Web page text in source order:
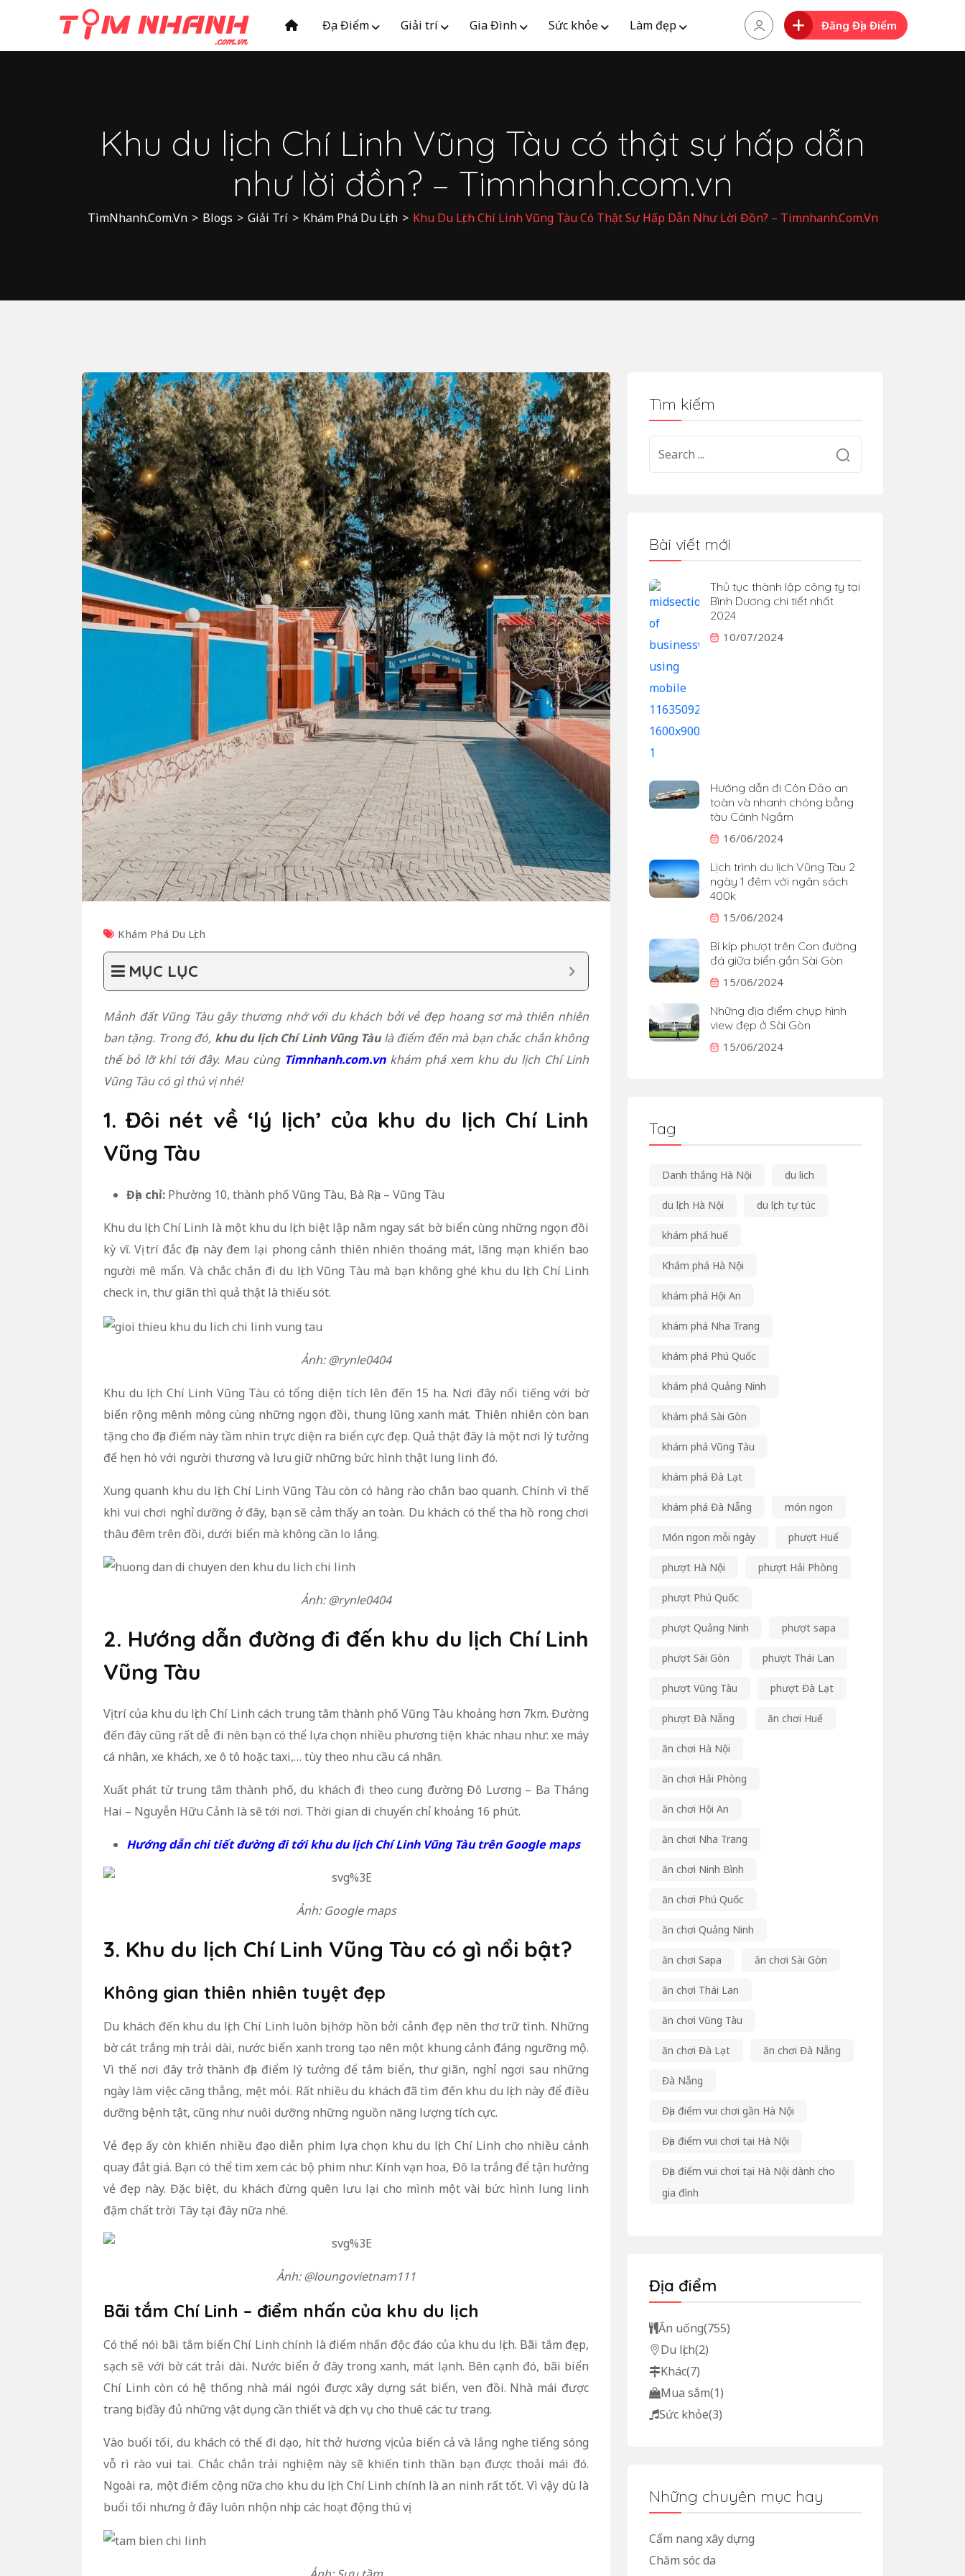
Địa Điểm Giải trí Gia Đình Sức khỏe Làm đẹp Đăng Địa Điểm
Khu du lịch Chí Linh Vũng Tàu có thật sự hấp dẫn
như lời đồn? – Timnhanh.com.vn
TìmNhanh.Com.Vn > Blogs > Giải Trí > Khám Phá Du Lịch > Khu Du Lịch Chí Linh Vũng Tàu Có Thật Sự Hấp Dẫn Như Lời Đồn? – Timnhanh.com.vn
Khám Phá Du Lịch
MỤC LỤC
Mảnh đất Vũng Tàu gây thương nhớ với du khách bởi vẻ đẹp hoang sơ mà thiên nhiên
ban tặng. Trong đó, khu du lịch Chí Linh Vũng Tàulà điểm đến mà bạn chắc chắn không
thể bỏ lỡ khi tới đây. Mau cùng Timnhanh.com.vn khám phá xem khu du lịch Chí Linh
Vũng Tàu có gì thú vị nhé!
1. Đôi nét về ‘lý lịch’ của khu du lịch Chí Linh
Vũng Tàu
Địa chỉ: Phường 10, thành phố Vũng Tàu, Bà Rịa – Vũng Tàu
Khu du lịch Chí Linh là một khu du lịch biệt lập nằm ngay sát bờ biển cùng những ngọn đồi
kỳ vĩ. Vị trí đắc địa này đem lại phong cảnh thiên nhiên thoáng mát, lãng mạn khiến bao
người mê mẩn. Và chắc chắn đi du lịch Vũng Tàu mà bạn không ghé khu du lịch Chí Linh
check in, thư giãn thì quả thật là thiếu sót.
Ảnh: @rynle0404
Khu du lịch Chí Linh Vũng Tàu có tổng diện tích lên đến 15 ha. Nơi đây nổi tiếng với bờ
biển rộng mênh mông cùng những ngọn đồi, thung lũng xanh mát. Thiên nhiên còn ban
tặng cho địa điểm này tầm nhìn trực diện ra biển cực đẹp. Quả thật đây là một nơi lý tưởng
để hẹn hò với người thương và lưu giữ những bức hình thật lung linh đó.
Xung quanh khu du lịch Chí Linh Vũng Tàu còn có hàng rào chắn bao quanh. Chính vì thế
khi vui chơi nghỉ dưỡng ở đây, bạn sẽ cảm thấy an toàn. Du khách có thể tha hồ rong chơi
thâu đêm trên đồi, dưới biển mà không cần lo lắng.
Ảnh: @rynle0404
2. Hướng dẫn đường đi đến khu du lịch Chí Linh
Vũng Tàu
Vị trí của khu du lịch Chí Linh cách trung tâm thành phố Vũng Tàu khoảng hơn 7km. Đường
đến đây cũng rất dễ đi nên bạn có thể lựa chọn nhiều phương tiện khác nhau như: xe máy
cá nhân, xe khách, xe ô tô hoặc taxi,… tùy theo nhu cầu cá nhân.
Xuất phát từ trung tâm thành phố, du khách đi theo cung đường Đô Lương – Ba Tháng
Hai – Nguyễn Hữu Cảnh là sẽ tới nơi. Thời gian di chuyển chỉ khoảng 16 phút.
Hướng dẫn chi tiết đường đi tới khu du lịch Chí Linh Vũng Tàu trên Google maps
Ảnh: Google maps
3. Khu du lịch Chí Linh Vũng Tàu có gì nổi bật?
Không gian thiên nhiên tuyệt đẹp
Du khách đến khu du lịch Chí Linh luôn bị hớp hồn bởi cảnh đẹp nên thơ trữ tình. Những
bờ cát trắng mịn trải dài, nước biển xanh trong tạo nên một khung cảnh đáng ngưỡng mộ.
Vì thế nơi đây trở thành địa điểm lý tưởng để tắm biển, thư giãn, nghỉ ngơi sau những
ngày làm việc căng thẳng, mệt mỏi. Rất nhiều du khách đã tìm đến khu du lịch này để điều
dưỡng bệnh tật, cũng như nuôi dưỡng những nguồn năng lượng tích cực.
Vẻ đẹp ấy còn khiến nhiều đạo diễn phim lựa chọn khu du lịch Chí Linh cho nhiều cảnh
quay đắt giá. Bạn có thể tìm xem các bộ phim như: Kính vạn hoa, Đô la trắng để tận hưởng
vẻ đẹp này. Đặc biệt, du khách đừng quên lưu lại cho mình một vài bức hình lung linh
đậm chất trời Tây tại đây nữa nhé.
Ảnh: @loungovietnam111
Bãi tắm Chí Linh – điểm nhấn của khu du lịch
Có thể nói bãi tắm biển Chí Linh chính là điểm nhấn độc đáo của khu du lịch. Bãi tắm đẹp,
sạch sẽ với bờ cát trải dài. Nước biển ở đây trong xanh, mát lạnh. Bên cạnh đó, bãi biển
Chí Linh còn có hệ thống nhà mái ngói được xây dựng sát biển, ven đồi. Nhà mái được
trang bị đầy đủ những vật dụng cần thiết và dịch vụ cho thuê các tư trang.
Vào buổi tối, du khách có thể đi dạo, hít thở hương vị của biển cả và lắng nghe tiếng sóng
vỗ rì rào vui tai. Chắc chắn trải nghiệm này sẽ khiến tinh thần bạn được thoải mái đó.
Ngoài ra, một điểm cộng nữa cho khu du lịch Chí Linh chính là an ninh rất tốt. Vì vậy dù là
buổi tối nhưng ở đây luôn nhộn nhịp các hoạt động thú vị.
Tìm kiếm
Bài viết mới
Thủ tục thành lập công ty tại
Bình Dương chi tiết nhất
2024
10/07/2024
Hướng dẫn đi Côn Đảo an
toàn và nhanh chóng bằng
tàu Cánh Ngầm
16/06/2024
Lịch trình du lịch Vũng Tàu 2
ngày 1 đêm với ngân sách
400k
15/06/2024
Bí kíp phượt trên Con đường
đá giữa biển gần Sài Gòn
15/06/2024
Những địa điểm chụp hình
view đẹp ở Sài Gòn
15/06/2024
Tag
Danh thắng Hà Nội du lich
du lịch Hà Nội du lịch tự túc
khám phá huế
Khám phá Hà Nội
khám phá Hội An
khám phá Nha Trang
khám phá Phú Quốc
khám phá Quảng Ninh
khám phá Sài Gòn
khám phá Vũng Tàu
khám phá Đà Lạt
khám phá Đà Nẵng món ngon
Món ngon mỗi ngày phượt Huế
phượt Hà Nội phượt Hải Phòng
phượt Phú Quốc
phượt Quảng Ninh phượt sapa
phượt Sài Gòn phượt Thái Lan
phượt Vũng Tàu phượt Đà Lạt
phượt Đà Nẵng ăn chơi Huế
ăn chơi Hà Nội
ăn chơi Hải Phòng
ăn chơi Hội An
ăn chơi Nha Trang
ăn chơi Ninh Bình
ăn chơi Phú Quốc
ăn chơi Quảng Ninh
ăn chơi Sapa ăn chơi Sài Gòn
ăn chơi Thái Lan
ăn chơi Vũng Tàu
ăn chơi Đà Lạt ăn chơi Đà Nẵng
Đà Nẵng
Địa điểm vui chơi gần Hà Nội
Địa điểm vui chơi tại Hà Nội
Địa điểm vui chơi tại Hà Nội dành cho
gia đình
Địa điểm
Ăn uống(755)
Du lịch(2)
Khác(7)
Mua sắm(1)
Sức khỏe(3)
Những chuyên mục hay
Cẩm nang xây dựng
Chăm sóc da